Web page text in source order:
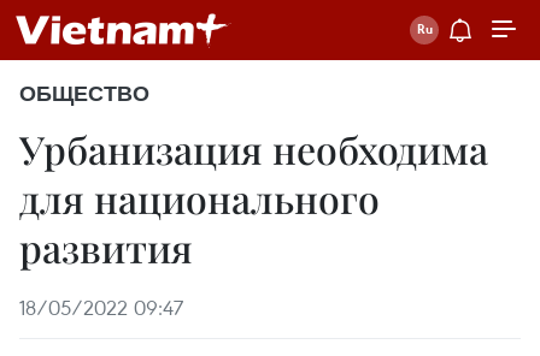
ОБЩЕСТВО
Урбанизация необходима
для национального
развития
18/05/2022 09:47